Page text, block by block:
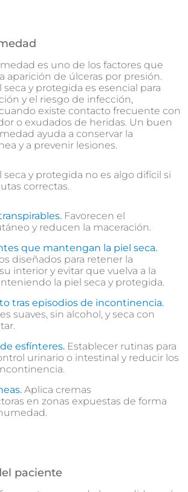
es uno de los factores que
aparición de úlceras por presión.
y protegida es esencial para
y el riesgo de infección,
existe contacto frecuente con
o exudados de heridas. Un buen
ayuda a conservar la
y a prevenir lesiones.
seca y protegida no es algo difícil si
correctas.
Favorecen el
y reducen la maceración.
que mantengan la piel seca.
diseñados para retener la
interior y evitar que vuelva a la
la piel seca y protegida.
tras episodios de incontinencia.
suaves, sin alcohol, y seca con
esfínteres. Establecer rutinas para
urinario o intestinal y reducir los
Aplica cremas
en zonas expuestas de forma
paciente